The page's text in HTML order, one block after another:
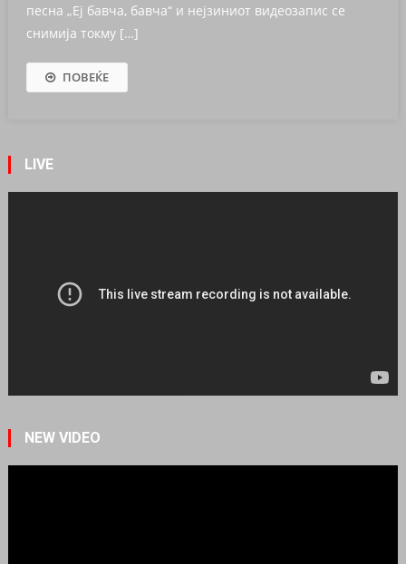
песна „Еј бавча, бавча“ и нејзиниот видеозапис се
снимија токму […]
ПОВЕЌЕ
LIVE
NEW VIDEO